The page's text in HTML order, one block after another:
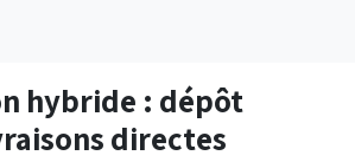
hybride : dépôt
directes